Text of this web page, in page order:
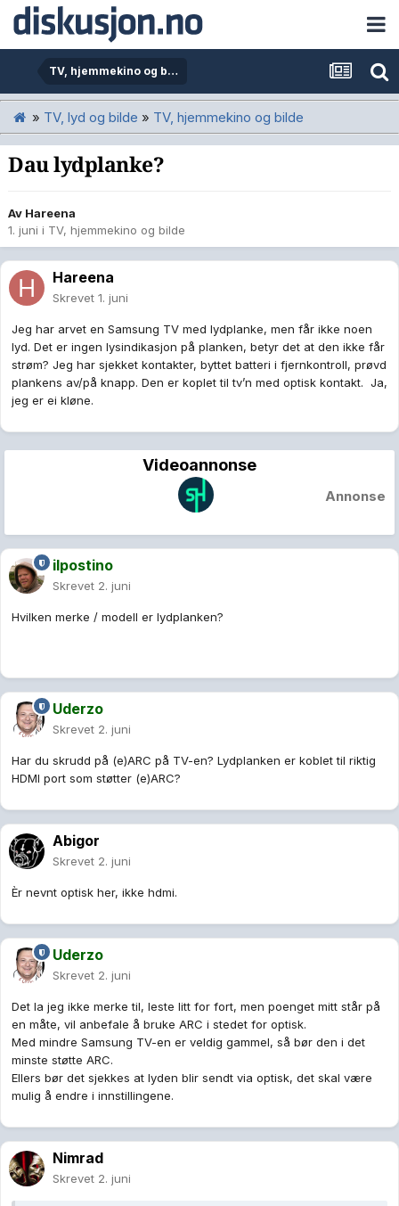
TV, hjemmekino og bilde
» TV, lyd og bilde » TV, hjemmekino og bilde
Dau lydplanke?
Av Hareena
1. juni i TV, hjemmekino og bilde
Hareena
Skrevet 1. juni
Jeg har arvet en Samsung TV med lydplanke, men får ikke noen
lyd. Det er ingen lysindikasjon på planken, betyr det at den ikke får
strøm? Jeg har sjekket kontakter, byttet batteri i fjernkontroll, prøvd
plankens av/på knapp. Den er koplet til tv’n med optisk kontakt. Ja,
jeg er ei kløne.
Videoannonse
Annonse
ilpostino
Skrevet 2. juni
Hvilken merke / modell er lydplanken?
Uderzo
Skrevet 2. juni
Har du skrudd på (e)ARC på TV-en? Lydplanken er koblet til riktig
HDMI port som støtter (e)ARC?
Abigor
Skrevet 2. juni
Èr nevnt optisk her, ikke hdmi.
Uderzo
Skrevet 2. juni
Det la jeg ikke merke til, leste litt for fort, men poenget mitt står på
en måte, vil anbefale å bruke ARC i stedet for optisk.
Med mindre Samsung TV-en er veldig gammel, så bør den i det
minste støtte ARC.
Ellers bør det sjekkes at lyden blir sendt via optisk, det skal være
mulig å endre i innstillingene.
Nimrad
Skrevet 2. juni